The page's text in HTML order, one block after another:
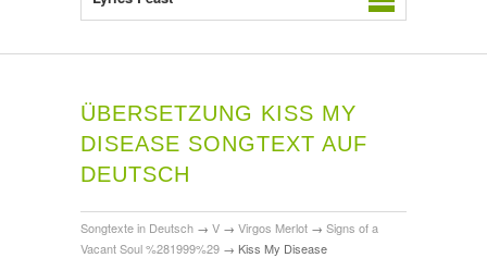
ÜBERSETZUNG KISS MY
DISEASE SONGTEXT AUF
DEUTSCH
Songtexte in Deutsch → V → Virgos Merlot → Signs of a
Vacant Soul %281999%29 → Kiss My Disease